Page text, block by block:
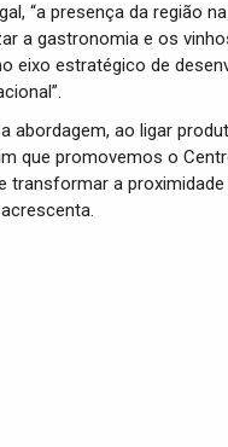
“a presença da região
a gastronomia e os
eixo estratégico de
abordagem, ao ligar
que promovemos o
transformar a